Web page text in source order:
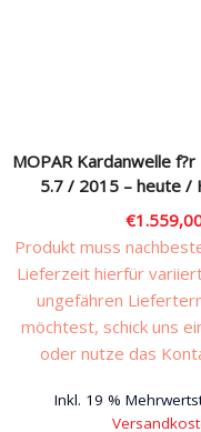
MOPAR Kardanwelle
5.7 / 2015 – heute /
€
Produkt muss
Lieferzeit hierfür
ungefähren
möchtest, schick uns
oder nutze das
Inkl. 19 %